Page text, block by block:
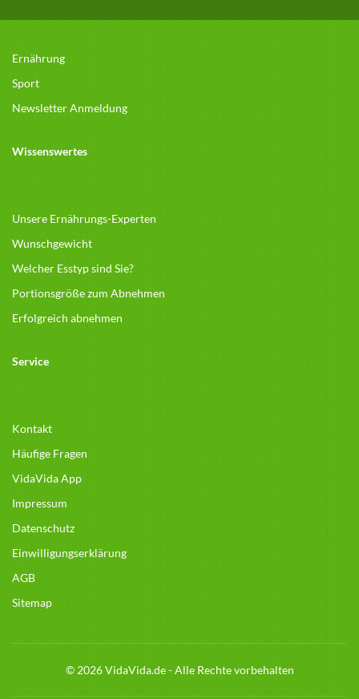
Ernährung
Sport
Newsletter Anmeldung
Wissenswertes
Unsere Ernährungs-Experten
Wunschgewicht
Welcher Esstyp sind Sie?
Portionsgröße zum Abnehmen
Erfolgreich abnehmen
Service
Kontakt
Häufige Fragen
VidaVida App
Impressum
Datenschutz
Einwilligungserklärung
AGB
Sitemap
© 2026 VidaVida.de - Alle Rechte vorbehalten